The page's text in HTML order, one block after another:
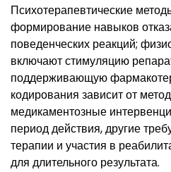
Психотерапевтические
формирование навыков
поведенческих реакций;
включают стимуляцию
поддерживающую
кодирования зависит от
медикаментозные
период действия, другие
терапии и участия в
для длительного результата.